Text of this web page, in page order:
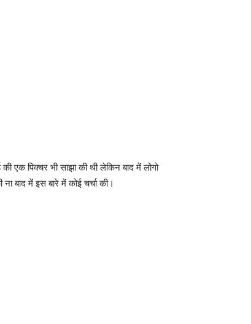
एक पिक्चर भी साझा की थी लेकिन बाद में लोगो
बाद में इस बारे में कोई चर्चा की।